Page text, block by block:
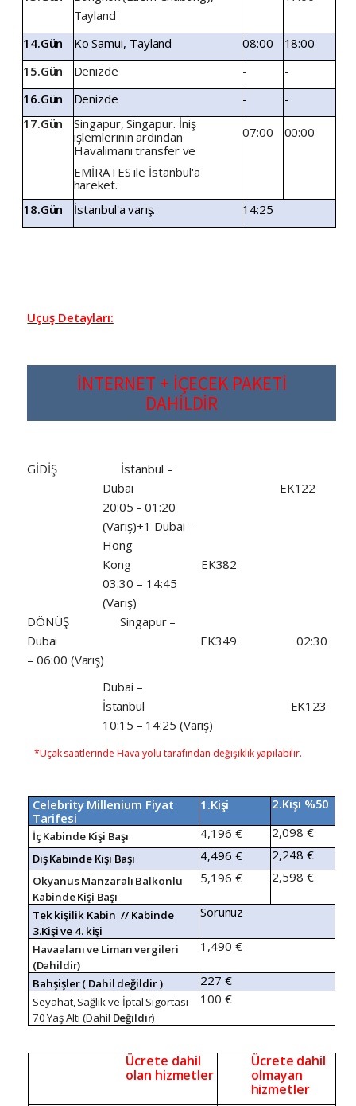
Tayland
14.Gün Ko Samui, Tayland 08:00
18:00
15.Gün
Denizde -
-
16.Gün
Denizde -
-
17.Gün
Singapur, Singapur. İniş
işlemlerinin ardından
Havalimanı transfer ve
EMİRATES ile İstanbul'a
hareket.
07:00 00:00
18.Gün İstanbul'a varış. 14:25
Uçuş Detayları:
İNTERNET + İÇECEK PAKETİ
DAHİLDİR
GİDİŞİstanbul –
Dubai EK122
20:05 – 01:20
(Varış)+1 Dubai –
Hong
Kong EK382
03:30 – 14:45
(Varış)
DÖNÜŞSingapur –
Dubai
EK349 02:30
– 06:00 (Varış)
Dubai –
İstanbul
EK123
10:15 – 14:25 (Varış)
*Uçak saatlerinde Hava yolu tarafından değişiklikyapılabilir.
Celebrity Millenium Fiyat
Tarifesi
1.Kişi 2.Kişi %50
İçKabinde Kişi Başı 4,196 € 2,098 €
DışKabinde Kişi Başı 4,496 € 2,248 €
OkyanusManzaralı Balkonlu
KabindeKişi Başı
5,196 € 2,598 €
Tekkişilik Kabin // Kabinde
3.Kişive 4. kişi
Sorunuz
Havaalanıve Limanvergileri
(Dahildir)
1,490 €
Bahşişler( Dahil değildir) 227 €
Seyahat,Sağlıkve İptal Sigortası
70YaşAltı (Dahil Değildir)
100 €
Ücrete dahil
olan hizmetler
Ücrete dahil
olmayan
hizmetler